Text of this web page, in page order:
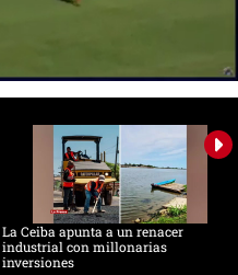
La Ceiba apunta a un renacer
industrial con millonarias
inversiones